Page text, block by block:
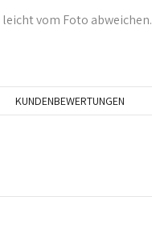
vom Foto abweichen.
KUNDENBEWERTUNGEN